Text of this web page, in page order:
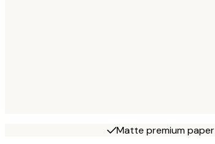
Matte premium paper